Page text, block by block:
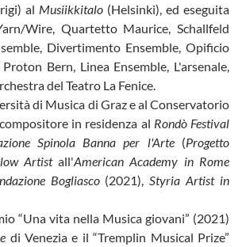
al Musiikkitalo (Helsinki), ed eseguita
Wire, Quartetto Maurice, Schallfeld
Divertimento Ensemble, Opificio
Bern, Linea Ensemble, L'arsenale,
del Teatro La Fenice.
di Musica di Graz e al Conservatorio
in residenza al Rondò Festival
Spinola Banna per l'Arte(Progetto
Artistall'American Academy in Rome
Bogliasco(2021),Styria Artist in
“Una vita nella Musica giovani” (2021)
di Venezia e il “Tremplin Musical Prize”